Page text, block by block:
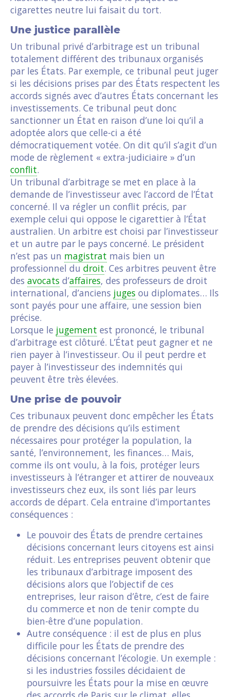
cigarettes neutre lui faisait du tort.
Une justice parallèle
Un tribunal privé d’arbitrage est un tribunal
totalement différent des tribunaux organisés
par les États. Par exemple, ce tribunal peut juger
si les décisions prises par des États respectent les
accords signés avec d’autres États concernant les
investissements. Ce tribunal peut donc
sanctionner un État en raison d’une loi qu’il a
adoptée alors que celle-ci a été
démocratiquement votée. On dit qu’il s’agit d’un
mode de règlement « extra-judiciaire » d’un
conflit.
Un tribunal d’arbitrage se met en place à la
demande de l’investisseur avec l’accord de l’État
concerné. Il va régler un conflit précis, par
exemple celui qui oppose le cigarettier à l’État
australien. Un arbitre est choisi par l’investisseur
et un autre par le pays concerné. Le président
n’est pas un magistrat mais bien un
professionnel du droit. Ces arbitres peuvent être
des avocats d’affaires, des professeurs de droit
international, d’anciens juges ou diplomates… Ils
sont payés pour une affaire, une session bien
précise.
Lorsque le jugement est prononcé, le tribunal
d’arbitrage est clôturé. L’État peut gagner et ne
rien payer à l’investisseur. Ou il peut perdre et
payer à l’investisseur des indemnités qui
peuvent être très élevées.
Une prise de pouvoir
Ces tribunaux peuvent donc empêcher les États
de prendre des décisions qu’ils estiment
nécessaires pour protéger la population, la
santé, l’environnement, les finances… Mais,
comme ils ont voulu, à la fois, protéger leurs
investisseurs à l’étranger et attirer de nouveaux
investisseurs chez eux, ils sont liés par leurs
accords de départ. Cela entraine d’importantes
conséquences :
Le pouvoir des États de prendre certaines
décisions concernant leurs citoyens est ainsi
réduit. Les entreprises peuvent obtenir que
les tribunaux d’arbitrage imposent des
décisions alors que l’objectif de ces
entreprises, leur raison d’être, c’est de faire
du commerce et non de tenir compte du
bien-être d’une population.
Autre conséquence : il est de plus en plus
difficile pour les États de prendre des
décisions concernant l’écologie. Un exemple :
si les industries fossiles décidaient de
poursuivre les États pour la mise en œuvre